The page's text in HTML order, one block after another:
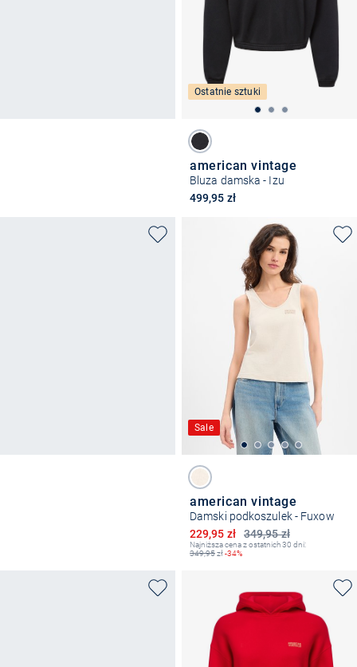
Ostatnie sztuki
american vintage
Bluza damska - Izu
499,95 zł
Sale
american vintage
Damski podkoszulek - Fuxow
349,95 zł
Obniżona cena
229,95 zł
Najniższa cena z ostatnich 30 dni:
349,95zł-34%